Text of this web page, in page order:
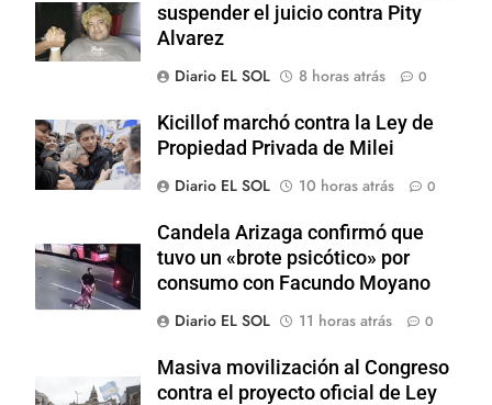
suspender el juicio contra Pity
Alvarez
Diario EL SOL
8 horas atrás 0
Kicillof marchó contra la Ley de
Propiedad Privada de Milei
Diario EL SOL
10 horas atrás 0
Candela Arizaga confirmó que
tuvo un «brote psicótico» por
consumo con Facundo Moyano
Diario EL SOL
11 horas atrás 0
Masiva movilización al Congreso
contra el proyecto oficial de Ley